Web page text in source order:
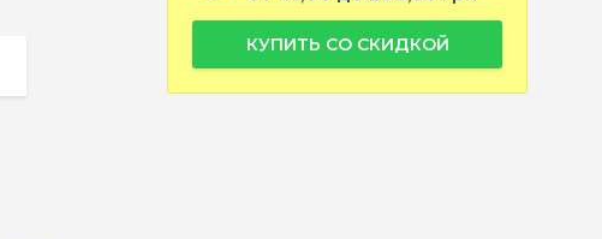
КУПИТЬ СО СКИДКОЙ